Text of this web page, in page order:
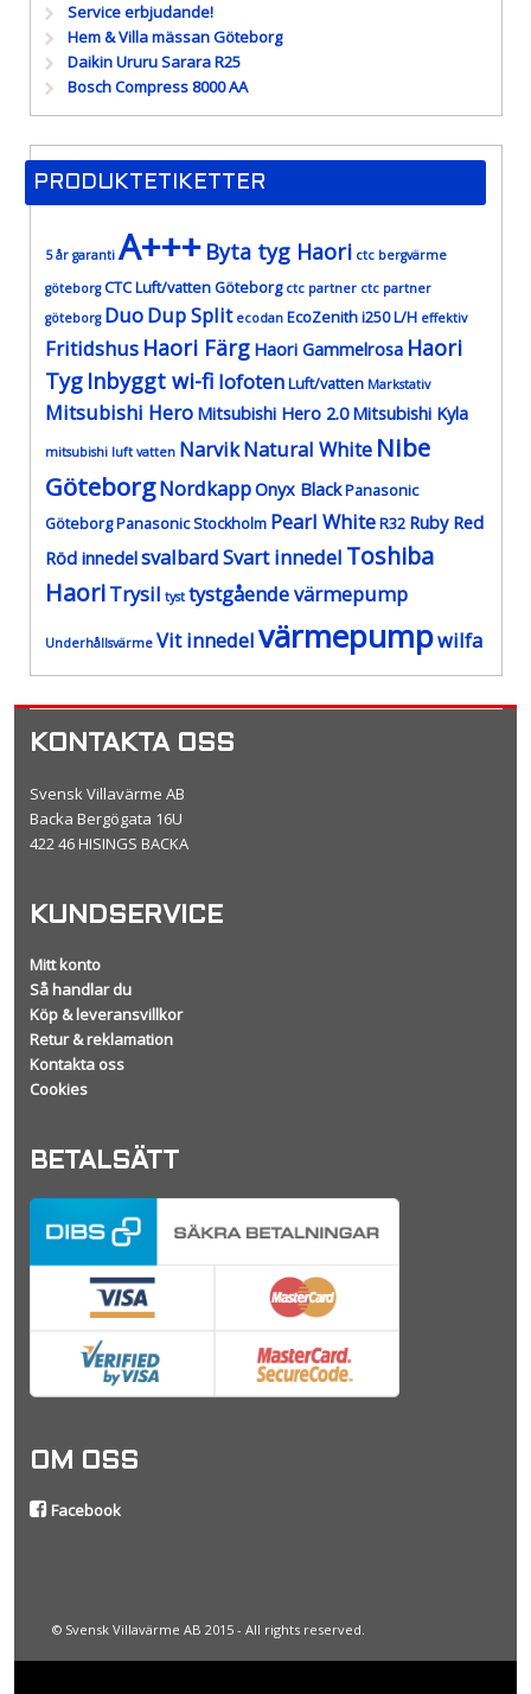
Service erbjudande!
Hem & Villa mässan Göteborg
Daikin Ururu Sarara R25
Bosch Compress 8000 AA
PRODUKTETIKETTER
5 år garanti A+++ Byta tyg Haori ctc bergvärme
göteborg CTC Luft/vatten Göteborg ctc partner ctc partner
göteborg DuoDup Split ecodan EcoZenith i250 L/H effektiv
Fritidshus Haori Färg Haori Gammelrosa Haori
Tyg Inbyggt wi-fi lofotenLuft/vatten Markstativ
Mitsubishi Hero Mitsubishi Hero 2.0 Mitsubishi Kyla
mitsubishi luft vatten NarvikNatural White Nibe
GöteborgNordkappOnyx BlackPanasonic
GöteborgPanasonic Stockholm Pearl WhiteR32 Ruby Red
Röd innedelsvalbardSvart innedel Toshiba
HaoriTrysil tyst tystgående värmepump
Underhållsvärme Vit innedelvärmepumpwilfa
KONTAKTA OSS
Svensk Villavärme AB
Backa Bergögata 16U
422 46 HISINGS BACKA
KUNDSERVICE
Mitt konto
Så handlar du
Köp & leveransvillkor
Retur & reklamation
Kontakta oss
Cookies
BETALSÄTT
OM OSS
Facebook
© Svensk Villavärme AB 2015 - All rights reserved.